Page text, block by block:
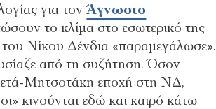
για τονΆγνωστο
το κλίμα στο εσωτερικό της
Νίκου Δένδια «παραμεγάλωσε».
από τη συζήτηση. Όσον
Μητσοτάκη εποχή στη ΝΔ,
κινούνται εδώ και καιρό κάτω